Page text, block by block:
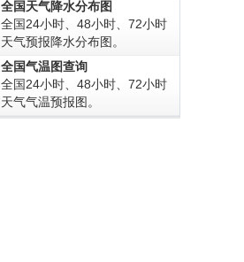
全国天气降水分布图
全国24小时、48小时、72小时
天气预报降水分布图。
全国气温图查询
全国24小时、48小时、72小时
天气气温预报图。